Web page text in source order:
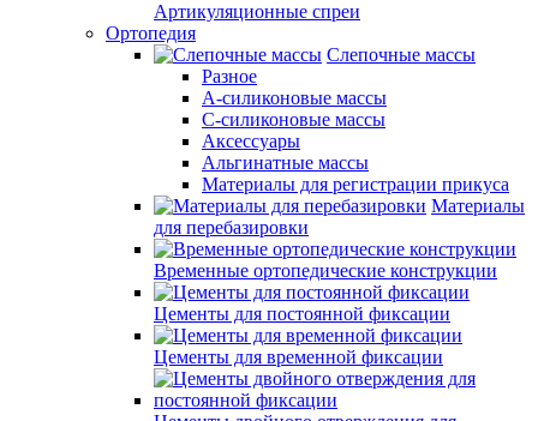
Артикуляционные спреи
Ортопедия
Слепочные массы
Разное
А-силиконовые массы
С-силиконовые массы
Аксессуары
Альгинатные массы
Материалы для регистрации прикуса
Материалы
для перебазировки
Временные ортопедические конструкции
Цементы для постоянной фиксации
Цементы для временной фиксации